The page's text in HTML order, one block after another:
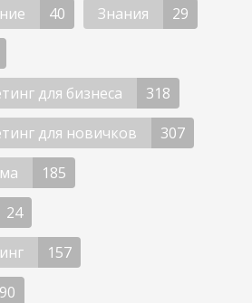
40 Знания
29
для бизнеса
318
для новичков
307
185
24
157
90